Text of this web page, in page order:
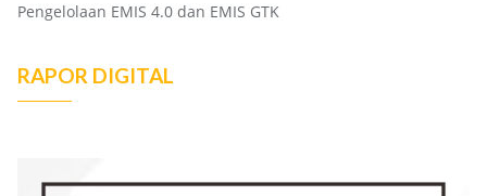
Pengelolaan EMIS 4.0 dan EMIS GTK
RAPOR DIGITAL